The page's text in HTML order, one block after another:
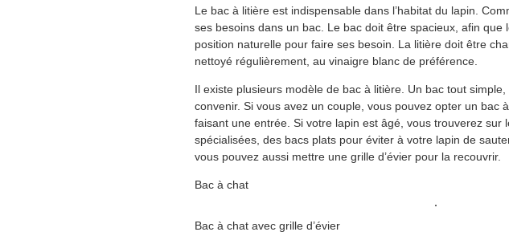
Le bac à litière est indispensable dans l’habitat du lapin.
ses besoins dans un bac. Le bac doit être spacieux, afin que
position naturelle pour faire ses besoin. La litière doit être
nettoyé régulièrement, au vinaigre blanc de préférence.
Il existe plusieurs modèle de bac à litière. Un bac tout
convenir. Si vous avez un couple, vous pouvez opter un bac
faisant une entrée. Si votre lapin est âgé, vous trouverez sur
spécialisées, des bacs plats pour éviter à votre lapin de
vous pouvez aussi mettre une grille d’évier pour la recouvrir.
Bac à chat
Bac à chat avec grille d’évier